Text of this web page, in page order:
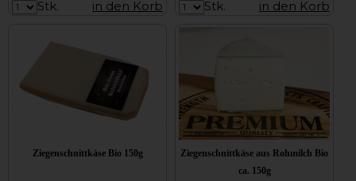
Stk.
in den Korb
Stk.
in den Korb
Ziegenschnittkäse Bio 150g
Ziegenschnittkäse aus Rohmilch Bio
ca. 150g